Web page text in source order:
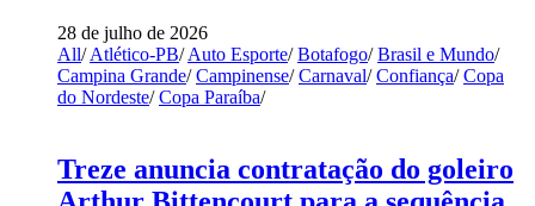
28 de julho de 2026
All/ Atlético-PB/ Auto Esporte/ Botafogo/ Brasil e Mundo/
Campina Grande/ Campinense/ Carnaval/ Confiança/ Copa
do Nordeste/ Copa Paraíba/
Treze anuncia contratação do goleiro